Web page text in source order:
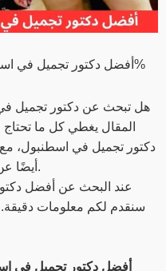
أفضل دكتور تجميل في اسطنبول - لضمان نتائج مرضية 100%
هل تبحث عن دكتور تجميل في
المقال يغطي كل ما
دكتور تجميل في اسطنبول،
أيضًا عن العيادات التجميلية الرائدة في تركيا.
عند البحث عن أفضل
أفضل دكتور تجميل في